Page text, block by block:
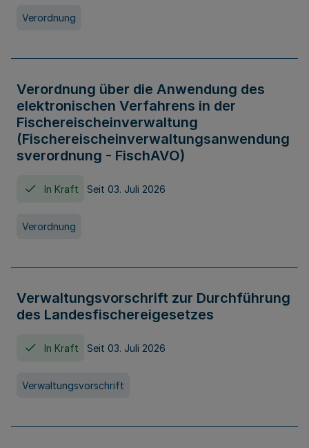
Verordnung
Verordnung über die Anwendung des
elektronischen Verfahrens in der
Fischereischeinverwaltung
(Fischereischeinverwaltungsanwendung
sverordnung - FischAVO)
In Kraft Seit 03. Juli 2026
Verordnung
Verwaltungsvorschrift zur Durchführung
des Landesfischereigesetzes
In Kraft Seit 03. Juli 2026
Verwaltungsvorschrift